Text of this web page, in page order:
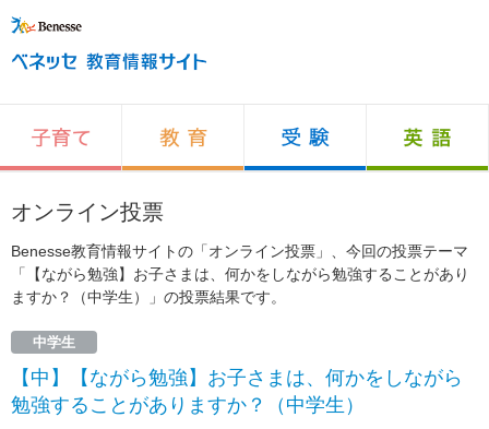
オンライン投票
Benesse教育情報サイトの「オンライン投票」、今回の投票テーマ
「【ながら勉強】お子さまは、何かをしながら勉強することがあり
ますか？（中学生）」の投票結果です。
中学生
【中】【ながら勉強】お子さまは、何かをしながら
勉強することがありますか？（中学生）